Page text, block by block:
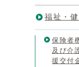
福祉・
保険者
及び介
援交付